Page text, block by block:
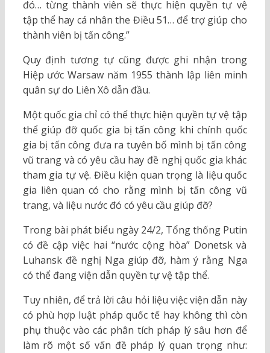
đó… từng thành viên sẽ thực hiện quyền tự vệ
tập thể hay cá nhân the Điều 51… để trợ giúp cho
thành viên bị tấn công.”
Quy định tương tự cũng được ghi nhận trong
Hiệp ước Warsaw năm 1955 thành lập liên minh
quân sự do Liên Xô dẫn đầu.
Một quốc gia chỉ có thể thực hiện quyền tự vệ tập
thể giúp đỡ quốc gia bị tấn công khi chính quốc
gia bị tấn công đưa ra tuyên bố mình bị tấn công
vũ trang và có yêu cầu hay đề nghị quốc gia khác
tham gia tự vệ. Điều kiện quan trọng là liệu quốc
gia liên quan có cho rằng mình bị tấn công vũ
trang, và liệu nước đó có yêu cầu giúp đỡ?
Trong bài phát biểu ngày 24/2, Tổng thống Putin
có đề cập việc hai “nước cộng hòa” Donetsk và
Luhansk đề nghị Nga giúp đỡ, hàm ý rằng Nga
có thể đang viện dẫn quyền tự vệ tập thể.
Tuy nhiên, để trả lời câu hỏi liệu việc viện dẫn này
có phù hợp luật pháp quốc tế hay không thì còn
phụ thuộc vào các phân tích pháp lý sâu hơn để
làm rõ một số vấn đề pháp lý quan trọng như: